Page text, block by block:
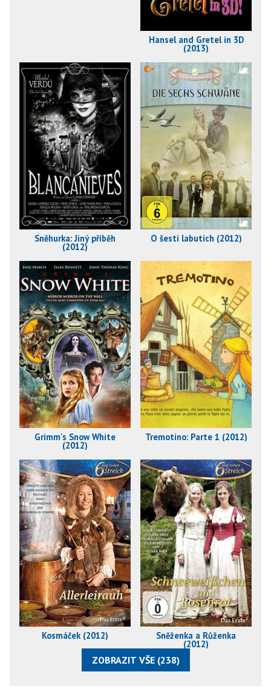
Hansel and Gretel in 3D
(2013)
Sněhurka: Jiný příběh
(2012)
O šesti labutích (2012)
Grimm's Snow White
(2012)
Tremotino: Parte 1 (2012)
Kosmáček (2012) Sněženka a Růženka
(2012)
ZOBRAZIT VŠE (238)